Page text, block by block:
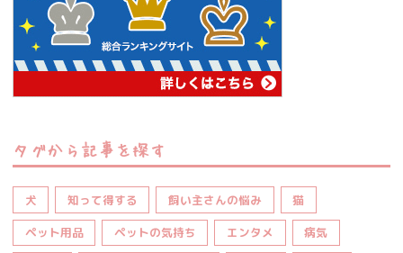
タグから記事を探す
犬 知って得する 飼い主さんの悩み 猫
ペット用品 ペットの気持ち エンタメ 病気